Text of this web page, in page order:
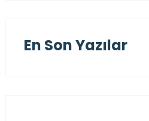
En Son Yazılar